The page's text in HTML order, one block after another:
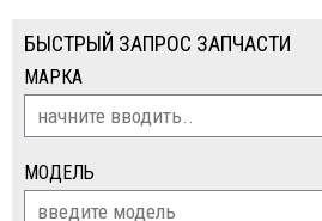
БЫСТРЫЙ ЗАПРОС ЗАПЧАСТИ
МАРКА
МОДЕЛЬ